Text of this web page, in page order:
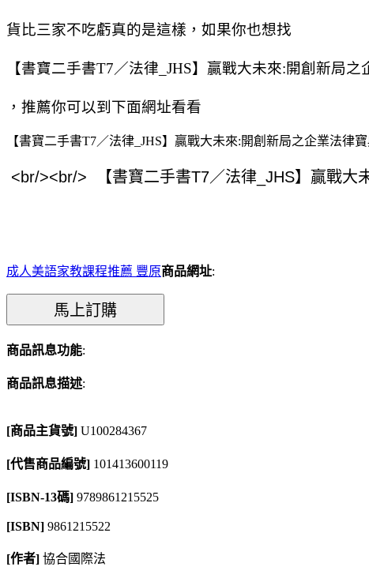
貨比三家不吃虧真的是這樣，如果你也想找
【書寶二手書T7／法律_JHS】贏戰大未來:開創新局
，推薦你可以到下面網址看看
【書寶二手書T7／法律_JHS】贏戰大未來:開創新局之企業法律
成人美語家教課程推薦 豐原商品網址:
商品訊息功能:
商品訊息描述:
[商品主貨號] U100284367
[代售商品編號] 101413600119
[ISBN-13碼] 9789861215525
[ISBN] 9861215522
[作者] 協合國際法